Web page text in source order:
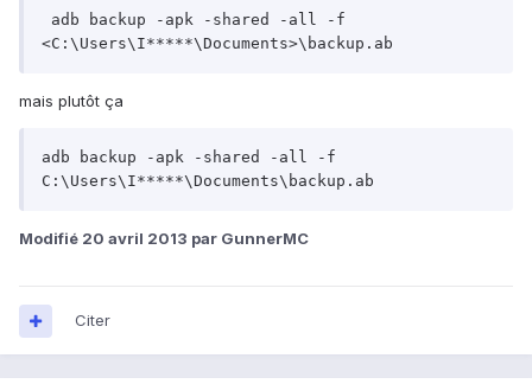
<C:\Users\I*****\Documents>\backup.ab
mais plutôt ça
adb backup -apk -shared -all -f
C:\Users\I*****\Documents\backup.ab
Modifié 20 avril 2013 par GunnerMC
Citer